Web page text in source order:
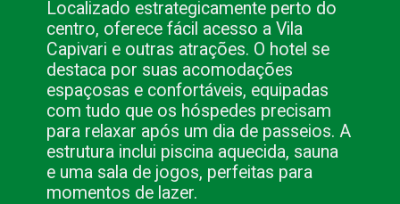
Localizado estrategicamente perto do
centro, oferece fácil acesso a Vila
Capivari e outras atrações. O hotel se
destaca por suas acomodações
espaçosas e confortáveis, equipadas
com tudo que os hóspedes precisam
para relaxar após um dia de passeios. A
estrutura inclui piscina aquecida, sauna
e uma sala de jogos, perfeitas para
momentos de lazer.